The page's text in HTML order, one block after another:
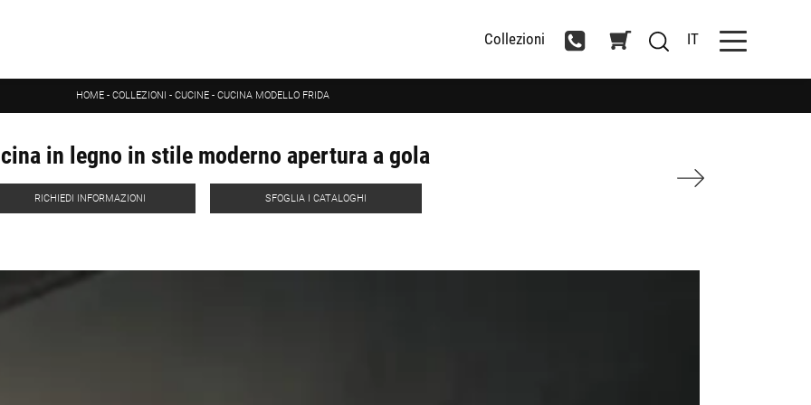
Collezioni IT
HOME - COLLEZIONI - CUCINE - CUCINA MODELLO FRIDA
in legno in stile moderno apertura a gola
RICHIEDI INFORMAZIONI SFOGLIA I CATALOGHI